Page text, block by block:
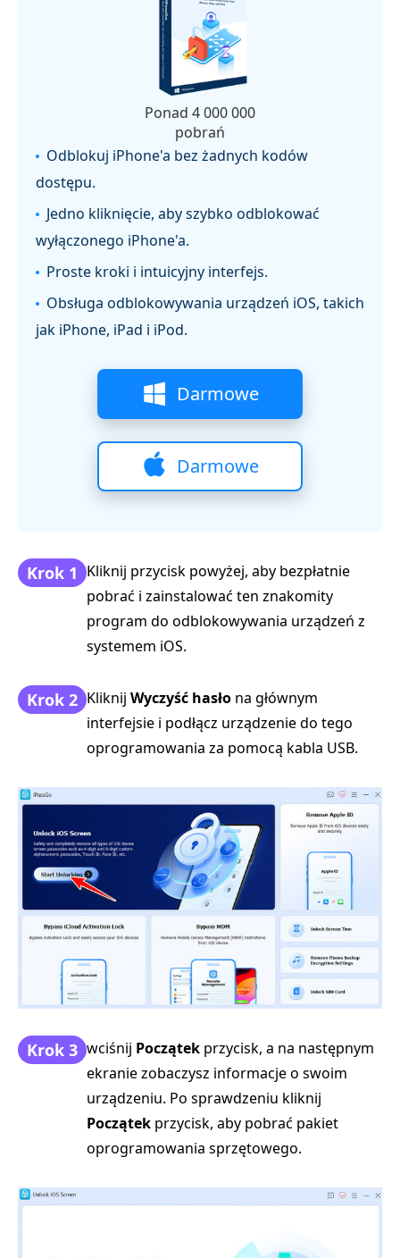
Ponad 4 000 000
pobrań
Odblokuj iPhone'a bez żadnych kodów
dostępu.
Jedno kliknięcie, aby szybko odblokować
wyłączonego iPhone'a.
Proste kroki i intuicyjny interfejs.
Obsługa odblokowywania urządzeń iOS, takich
jak iPhone, iPad i iPod.
Darmowe
pobieranie
Darmowe
Krok 1 Kliknij przycisk powyżej, aby bezpłatnie
pobrać i zainstalować ten znakomity
program do odblokowywania urządzeń z
systemem iOS.
Krok 2 Kliknij Wyczyść hasło na głównym
interfejsie i podłącz urządzenie do tego
oprogramowania za pomocą kabla USB.
Krok 3 wciśnij Początek przycisk, a na następnym
ekranie zobaczysz informacje o swoim
urządzeniu. Po sprawdzeniu kliknij
Początek przycisk, aby pobrać pakiet
oprogramowania sprzętowego.